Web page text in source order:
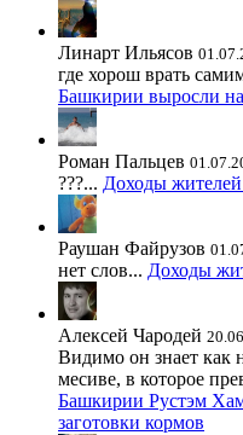
Линарт Ильясов
где хорош врать
Башкирии выросли
Роман Пальцев
???... Доходы
Раушан Файрузов
нет слов... Доходы
Алексей Чародей
Видимо он знает как
месиве, в которое
Башкирии Рустэм
заготовки кормов